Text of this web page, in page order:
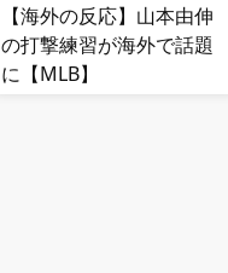
【海外の反応】山本由伸
の打撃練習が海外で話題
に【MLB】